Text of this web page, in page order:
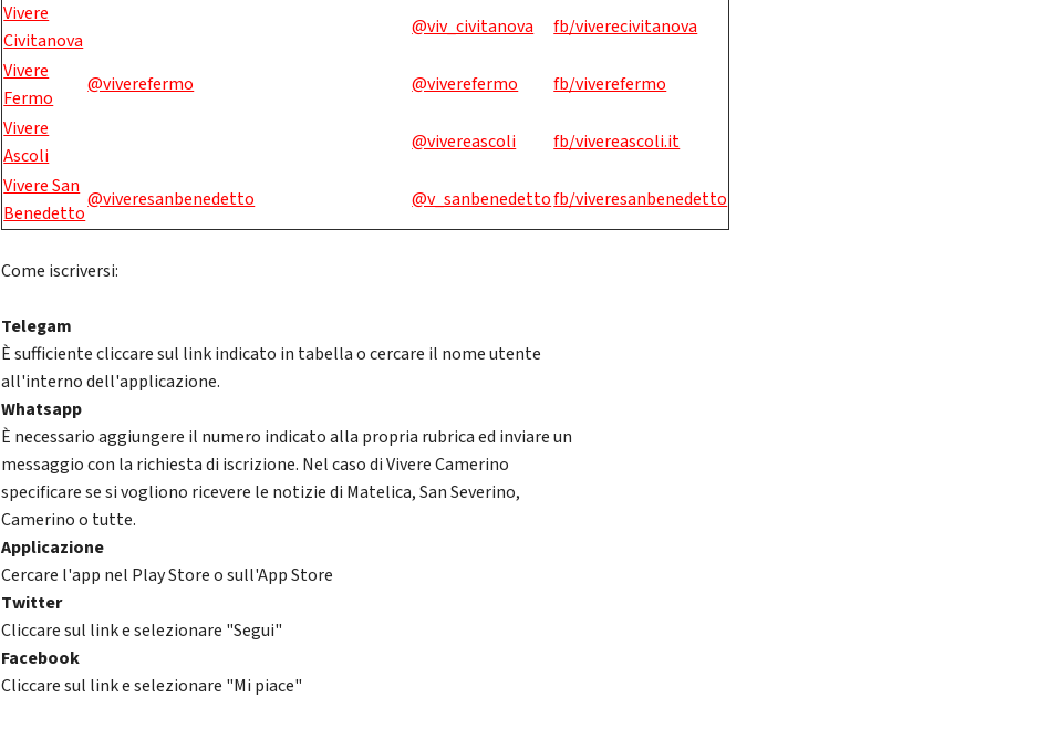
Vivere
Civitanova
@viv_civitanova
fb/viverecivitanova
Vivere
Fermo
@viverefermo @viverefermo
fb/viverefermo
Vivere
Ascoli
@vivereascoli
fb/vivereascoli.it
Vivere San
Benedetto
@viveresanbenedetto @v_sanbenedettofb/viveresanbenedetto
Come iscriversi:
Telegam
È sufficiente cliccare sul link indicato in tabella o cercare il nome utente
all'interno dell'applicazione.
Whatsapp
È necessario aggiungere il numero indicato alla propria rubrica ed inviare un
messaggio con la richiesta di iscrizione. Nel caso di Vivere Camerino
specificare se si vogliono ricevere le notizie di Matelica, San Severino,
Camerino o tutte.
Applicazione
Cercare l'app nel Play Store o sull'App Store
Twitter
Cliccare sul link e selezionare "Segui"
Facebook
Cliccare sul link e selezionare "Mi piace"